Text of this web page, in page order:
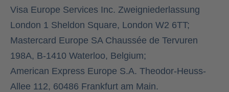
Visa Europe Services Inc. Zweigniederlassung
London 1 Sheldon Square, London W2 6TT;
Mastercard Europe SA Chaussée de Tervuren
198A, B-1410 Waterloo, Belgium;
American Express Europe S.A. Theodor-Heuss-
Allee 112, 60486 Frankfurt am Main.